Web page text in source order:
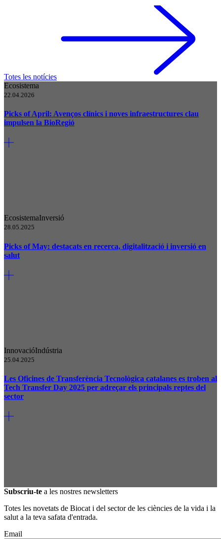
Totes les notícies
Ecosistema
22.04.2026
Picks of April: Avenços clínics i noves infraestructures clau
impulsen la BioRegió
EcosistemaInversió
28.05.2025
Picks of May: destacats en recerca, digitalització i inversió en
salut
InnovacióIndústria
25.04.2025
Les Oficines de Transferència Tecnològica catalanes es troben al
Tech Transfer Day 2025 per adreçar els principals reptes del
sector
Subscriu-te a les nostres newsletters
Totes les novetats de Biocat i del sector de les ciències de la vida i la
salut a la teva safata d'entrada.
Email